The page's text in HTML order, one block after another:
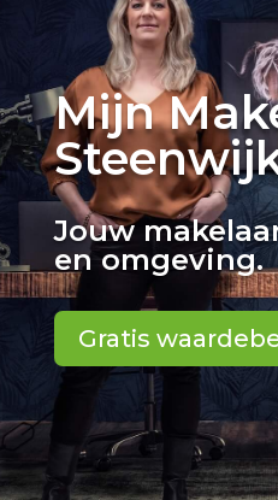
Mijn
Jouw
en omgeving.
Gratis